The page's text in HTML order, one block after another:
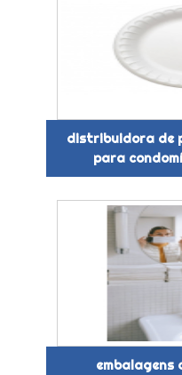
distribuidora de
para
embalagens